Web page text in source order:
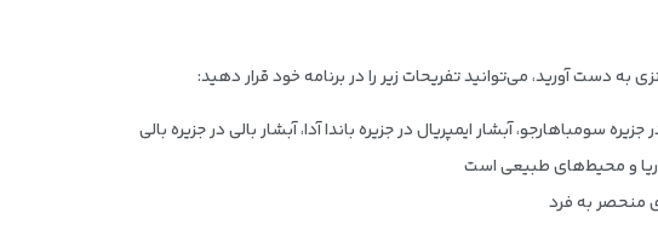
به دست آورید، می‌توانید تفریحات زیر را در برنامه خود قرار دهید:
سومباهارجو، آبشار ایمپریال در جزیره باندا آدا، آبشار بالی در جزیره بالی
و محیط‌های طبیعی است
منحصر به فرد